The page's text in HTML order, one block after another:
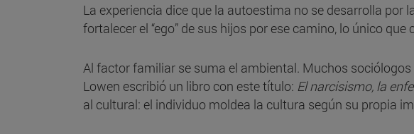
La experiencia dice que la autoestima no se desarrolla
fortalecer el “ego” de sus hijos por ese camino, lo único
Al factor familiar se suma el ambiental. Muchos
Lowen escribió un libro con este título: El narcisismo, la
al cultural: el individuo moldea la cultura según su propia